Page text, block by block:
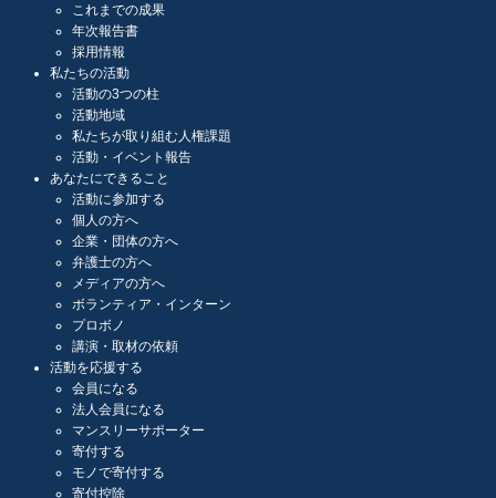
これまでの成果
年次報告書
採用情報
私たちの活動
活動の3つの柱
活動地域
私たちが取り組む人権課題
活動・イベント報告
あなたにできること
活動に参加する
個人の方へ
企業・団体の方へ
弁護士の方へ
メディアの方へ
ボランティア・インターン
プロボノ
講演・取材の依頼
活動を応援する
会員になる
法人会員になる
マンスリーサポーター
寄付する
モノで寄付する
寄付控除